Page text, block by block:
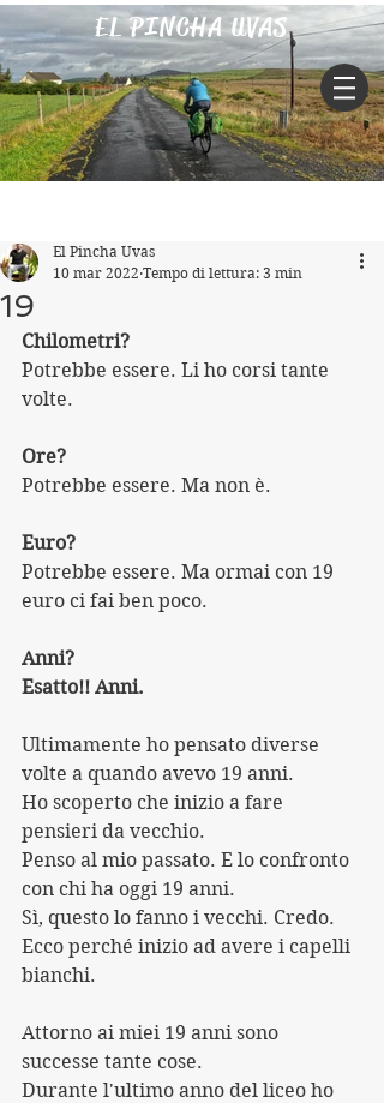
EL PINCHA UVAS
19
El Pincha Uvas
10 mar 2022 Tempo di lettura: 3 min
Chilometri?
Potrebbe essere. Li ho corsi tante
volte.
Ore?
Potrebbe essere. Ma non è.
Euro?
Potrebbe essere. Ma ormai con 19
euro ci fai ben poco.
Anni?
Esatto!! Anni.
Ultimamente ho pensato diverse
volte a quando avevo 19 anni.
Ho scoperto che inizio a fare
pensieri da vecchio.
Penso al mio passato. E lo confronto
con chi ha oggi 19 anni.
Sì, questo lo fanno i vecchi. Credo.
Ecco perché inizio ad avere i capelli
bianchi.
Attorno ai miei 19 anni sono
successe tante cose.
Durante l'ultimo anno del liceo ho